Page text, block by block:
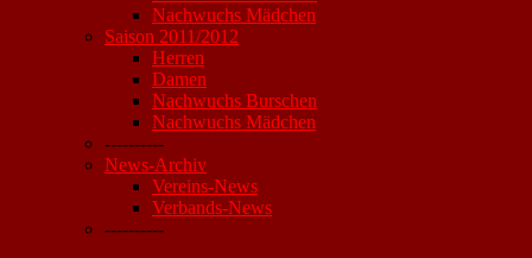
Nachwuchs Mädchen
Saison 2011/2012
Herren
Damen
Nachwuchs Burschen
Nachwuchs Mädchen
----------
News-Archiv
Vereins-News
Verbands-News
----------